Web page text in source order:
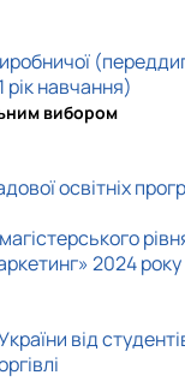
рік навчання)
вибором
освітніх прогр
2024 року
від